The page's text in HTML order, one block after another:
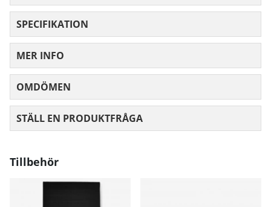
SPECIFIKATION
MER INFO
OMDÖMEN
STÄLL EN PRODUKTFRÅGA
Tillbehör